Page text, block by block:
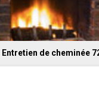
Entretien de cheminée